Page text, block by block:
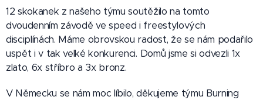
12 skokanek z našeho týmu soutěžilo na tomto
dvoudenním závodě ve speed i freestylových
disciplínách. Máme obrovskou radost, že se nám podařilo
uspět i v tak velké konkurenci. Domů jsme si odvezli 1x
zlato, 6x stříbro a 3x bronz.
V Německu se nám moc líbilo, děkujeme týmu Burning